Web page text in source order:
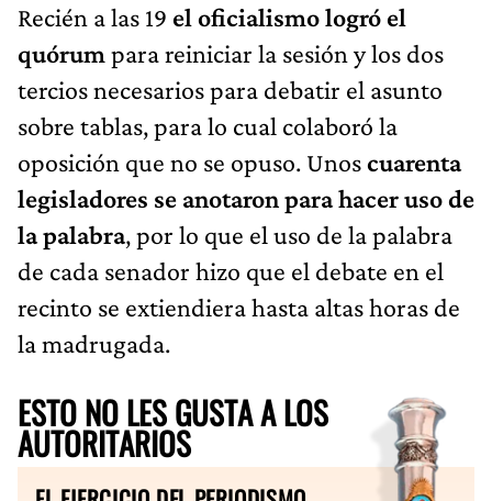
Recién a las 19 el oficialismo logró el
quórum para reiniciar la sesión y los dos
tercios necesarios para debatir el asunto
sobre tablas, para lo cual colaboró la
oposición que no se opuso. Unoscuarenta
legisladores se anotaron para hacer uso de
la palabra, por lo que el uso de la palabra
de cada senador hizo que el debate en el
recinto se extiendiera hasta altas horas de
la madrugada.
ESTO NO LES GUSTA A LOS
AUTORITARIOS